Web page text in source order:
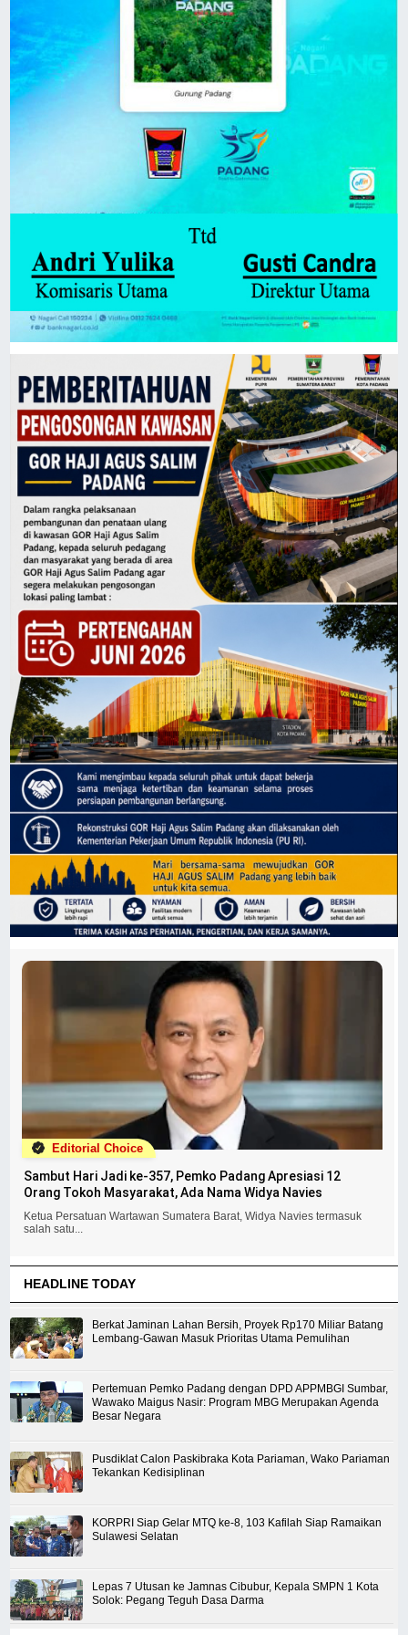
Editorial Choice
Sambut Hari Jadi ke-357, Pemko Padang Apresiasi 12
Orang Tokoh Masyarakat, Ada Nama Widya Navies
Ketua Persatuan Wartawan Sumatera Barat, Widya Navies termasuk
salah satu...
HEADLINE TODAY
Berkat Jaminan Lahan Bersih, Proyek Rp170 Miliar Batang
Lembang-Gawan Masuk Prioritas Utama Pemulihan
Pertemuan Pemko Padang dengan DPD APPMBGI Sumbar,
Wawako Maigus Nasir: Program MBG Merupakan Agenda
Besar Negara
Pusdiklat Calon Paskibraka Kota Pariaman, Wako Pariaman
Tekankan Kedisiplinan
KORPRI Siap Gelar MTQ ke-8, 103 Kafilah Siap Ramaikan
Sulawesi Selatan
Lepas 7 Utusan ke Jamnas Cibubur, Kepala SMPN 1 Kota
Solok: Pegang Teguh Dasa Darma